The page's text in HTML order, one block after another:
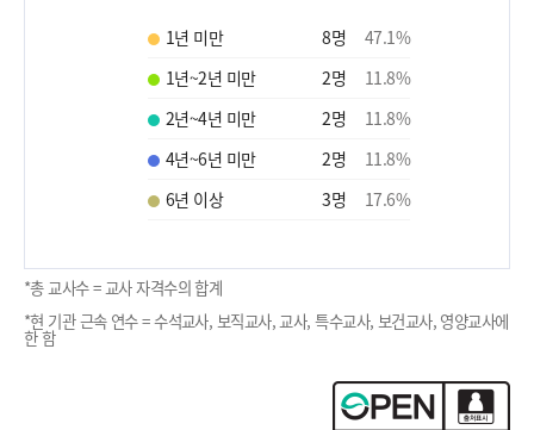
1년 미만 8명 47.1%
1년~2년 미만
2명 11.8%
2년~4년 미만
2명 11.8%
4년~6년 미만
2명 11.8%
6년 이상
3명 17.6%
*총 교사수 = 교사 자격수의 합계
*현 기관 근속 연수 = 수석교사, 보직교사, 교사, 특수교사, 보건교사, 영양교사에
한 함